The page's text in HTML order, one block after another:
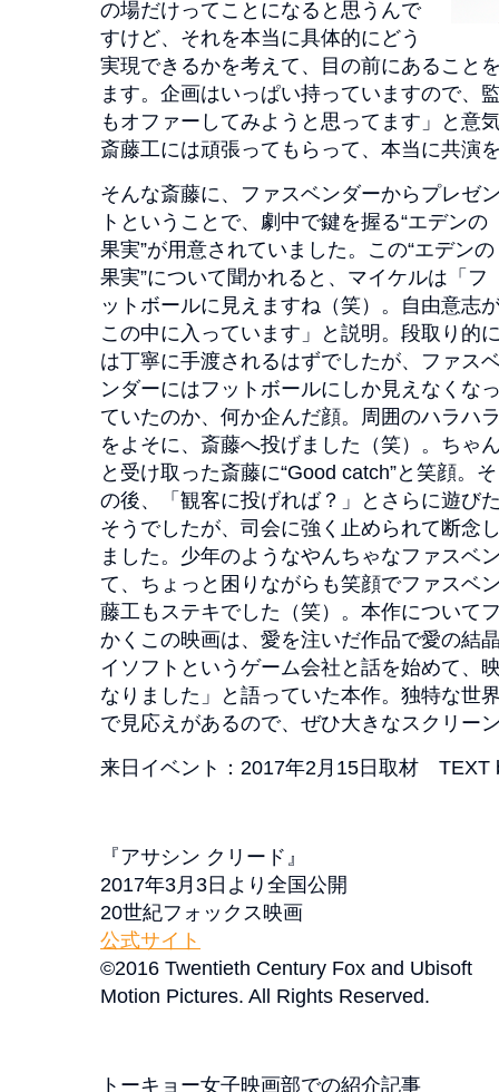
の場だけってことになると思うんで
すけど、それを本当に具体的にどう
実現できるかを考えて、目の前にあること
ます。企画はいっぱい持っていますので、
もオファーしてみようと思ってます」と意
斎藤工には頑張ってもらって、本当に共演
そんな斎藤に、ファスベンダーからプレゼ
トということで、劇中で鍵を握る“エデンの
果実”が用意されていました。この“エデンの
果実”について聞かれると、マイケルは「フ
ットボールに見えますね（笑）。自由意志
この中に入っています」と説明。段取り的
は丁寧に手渡されるはずでしたが、ファス
ンダーにはフットボールにしか見えなくな
ていたのか、何か企んだ顔。周囲のハラハ
をよそに、斎藤へ投げました（笑）。ちゃ
と受け取った斎藤に“Good catch”と笑顔。そ
の後、「観客に投げれば？」とさらに遊び
そうでしたが、司会に強く止められて断念
ました。少年のようなやんちゃなファスベ
て、ちょっと困りながらも笑顔でファスベ
藤工もステキでした（笑）。本作について
かくこの映画は、愛を注いだ作品で愛の結
イソフトというゲーム会社と話を始めて、
なりました」と語っていた本作。独特な世
で見応えがあるので、ぜひ大きなスクリー
来日イベント：2017年2月15日取材 TEXT
『アサシン クリード』
2017年3月3日より全国公開
20世紀フォックス映画
公式サイト
©2016 Twentieth Century Fox and Ubisoft
Motion Pictures. All Rights Reserved.
トーキョー女子映画部での紹介記事